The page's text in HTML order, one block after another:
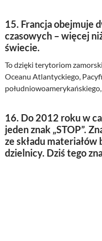
15. Francja obejmuje
czasowych – więcej
świecie.
To dzięki terytoriom
Oceanu Atlantyckiego,
16. Do 2012 roku w
jeden znak „STOP”.
ze składu
dzielnicy. Dziś tego